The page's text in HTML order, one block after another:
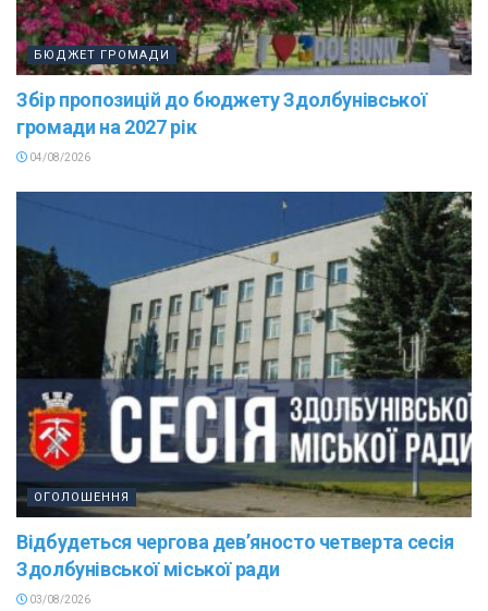
БЮДЖЕТ ГРОМАДИ
Збір пропозицій до бюджету Здолбунівської
громади на 2027 рік
04/08/2026
ОГОЛОШЕННЯ
Відбудеться чергова дев’яносто четверта сесія
Здолбунівської міської ради
03/08/2026